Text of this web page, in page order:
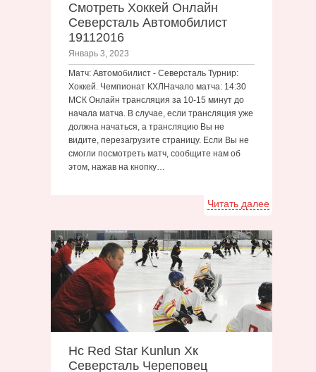
Смотреть Хоккей Онлайн
Северсталь Автомобилист
19112016
Январь 3, 2023
Матч: Автомобилист - Северсталь Турнир:
Хоккей. Чемпионат КХЛНачало матча: 14:30
МСК Онлайн трансляция за 10-15 минут до
начала матча. В случае, если трансляция уже
должна начаться, а трансляцию Вы не
видите, перезагрузите страницу. Если Вы не
смогли посмотреть матч, сообщите нам об
этом, нажав на кнопку…
Читать далее
Hc Red Star Kunlun Хк
Северсталь Череповец